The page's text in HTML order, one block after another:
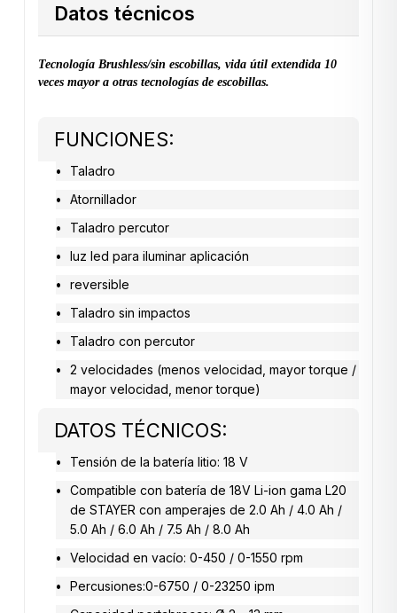
Datos técnicos
Tecnología Brushless/sin escobillas, vida útil extendida 10
veces mayor a otras tecnologías de escobillas.
FUNCIONES:
Taladro
Atornillador
Taladro percutor
luz led para iluminar aplicación
reversible
Taladro sin impactos
Taladro con percutor
2 velocidades (menos velocidad, mayor torque /
mayor velocidad, menor torque)
DATOS TÉCNICOS:
Tensión de la batería litio: 18 V
Compatible con batería de 18V Li-ion gama L20
de STAYER con amperajes de 2.0 Ah / 4.0 Ah /
5.0 Ah / 6.0 Ah / 7.5 Ah / 8.0 Ah
Velocidad en vacío: 0-450 / 0-1550 rpm
Percusiones:0-6750 / 0-23250 ipm